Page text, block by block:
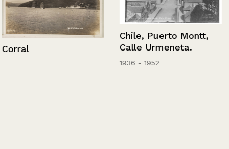
Corral
Chile, Puerto Montt,
Calle Urmeneta.
1936 - 1952